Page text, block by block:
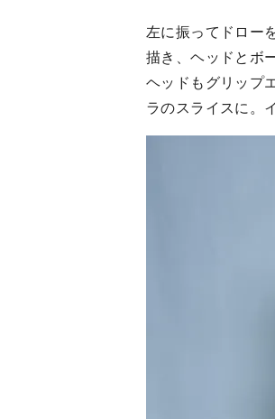
左に振ってドロー
描き、ヘッドとボ
ヘッドもグリップ
ラのスライスに。